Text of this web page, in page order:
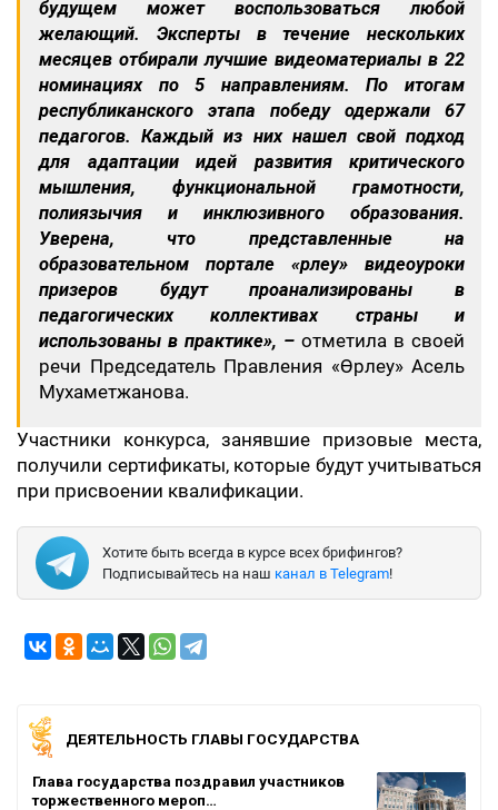
будущем может воспользоваться любой
желающий. Эксперты в течение нескольких
месяцев отбирали лучшие видеоматериалы в 22
номинациях по 5 направлениям. По итогам
республиканского этапа победу одержали 67
педагогов. Каждый из них нашел свой подход
для адаптации идей развития критического
мышления, функциональной грамотности,
полиязычия и инклюзивного образования.
Уверена, что представленные на
образовательном портале «Өрлеу» видеоуроки
призеров будут проанализированы в
педагогических коллективах страны и
использованы в практике», – отметила в своей
речи Председатель Правления «Өрлеу» Асель
Мухаметжанова.
Участники конкурса, занявшие призовые места,
получили сертификаты, которые будут учитываться
при присвоении квалификации.
Хотите быть всегда в курсе всех брифингов?
Подписывайтесь на наш канал в Telegram!
ДЕЯТЕЛЬНОСТЬ ГЛАВЫ ГОСУДАРСТВА
Глава государства поздравил участников
торжественного мероп…